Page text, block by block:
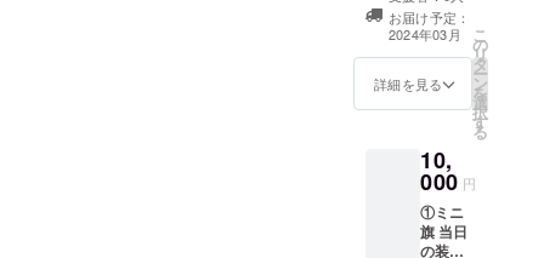
ます。 ※特殊文
字・記号は使用
できません
ンドに生誕祭支
援者としてお名
前を掲載させて
いただきます。
備考欄に記載希
プレートのお持
ち帰り不可 ※お
名前（ニック
ネーム可）は、6
お届け予定：
2024年03月
詳細を見る
こ
の
リ
タ
ー
ン
を
選
択
す
る
10,
000 円
①ミニ
旗 当日
の装飾